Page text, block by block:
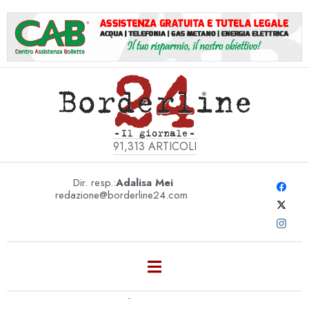
91,313 ARTICOLI
Dir. resp.:Adalisa Mei
redazione@borderline24.com
MONTHLY